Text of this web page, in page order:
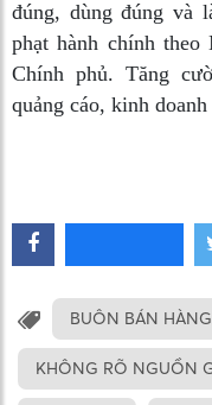
đúng, dùng đúng và
phạt hành chính theo
Chính phủ. Tăng
quảng cáo, kinh
BUÔN BÁN
KHÔNG RÕ NGUỒN